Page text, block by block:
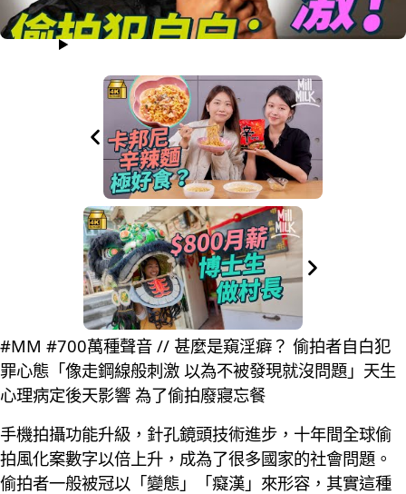
#MM #700萬種聲音 // 甚麼是窺淫癖？ 偷拍者自白犯
罪心態「像走鋼線般刺激 以為不被發現就沒問題」天生
心理病定後天影響 為了偷拍廢寢忘餐
手機拍攝功能升級，針孔鏡頭技術進步，十年間全球偷
拍風化案數字以倍上升，成為了很多國家的社會問題。
偷拍者一般被冠以「變態」「癡漢」來形容，其實這種